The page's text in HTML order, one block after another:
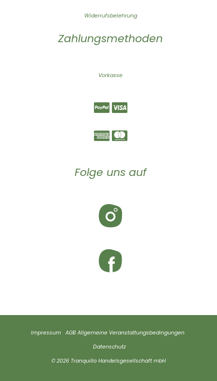
Widerrufsbelehrung
Zahlungsmethoden
Vorkasse
Folge uns auf
Impressum AGB Allgemeine Veranstaltungsbedingungen
Datenschutz
© 2026 Tranquillo Handelsgesellschaft mbH